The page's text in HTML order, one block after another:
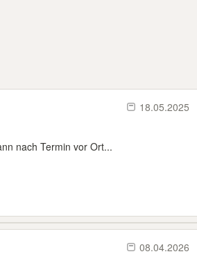
18.05.2025
nach Termin vor Ort...
08.04.2026